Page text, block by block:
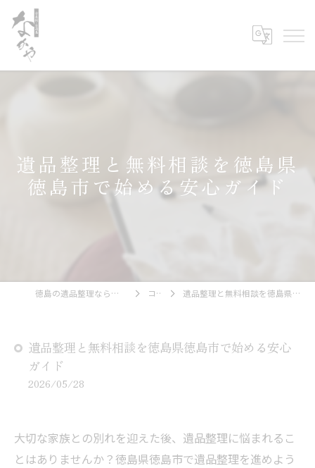
遺品整理と無料相談を徳島県
徳島市で始める安心ガイド
徳島の遺品整理なら古美術・古道具 なかや コラム 遺品整理と無料相談を徳島県徳島市で始める安心ガイド
遺品整理と無料相談を徳島県徳島市で始める安心
ガイド
2026/05/28
大切な家族との別れを迎えた後、遺品整理に悩まれるこ
とはありませんか？徳島県徳島市で遺品整理を進めよう